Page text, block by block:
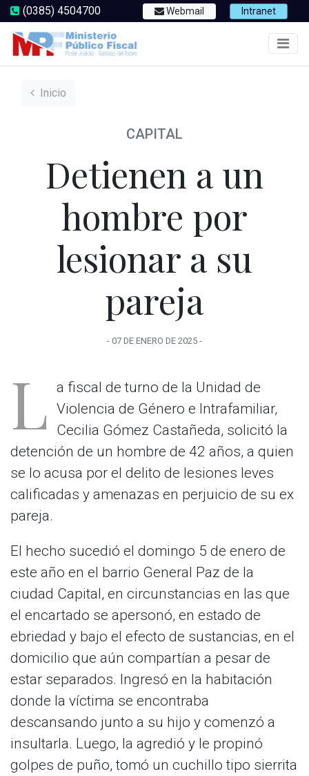
(0385) 4504700 Webmail Intranet
Inicio
CAPITAL
Detienen a un
hombre por
lesionar a su
pareja
- 07 DE ENERO DE 2025 -
L
a fiscal de turno de la Unidad de
Violencia de Género e Intrafamiliar,
Cecilia Gómez Castañeda, solicitó la
detención de un hombre de 42 años, a quien
se lo acusa por el delito de lesiones leves
calificadas y amenazas en perjuicio de su ex
pareja.
El hecho sucedió el domingo 5 de enero de
este año en el barrio General Paz de la
ciudad Capital, en circunstancias en las que
el encartado se apersonó, en estado de
ebriedad y bajo el efecto de sustancias, en el
domicilio que aún compartían a pesar de
estar separados. Ingresó en la habitación
donde la víctima se encontraba
descansando junto a su hijo y comenzó a
insultarla. Luego, la agredió y le propinó
golpes de puño, tomó un cuchillo tipo sierrita